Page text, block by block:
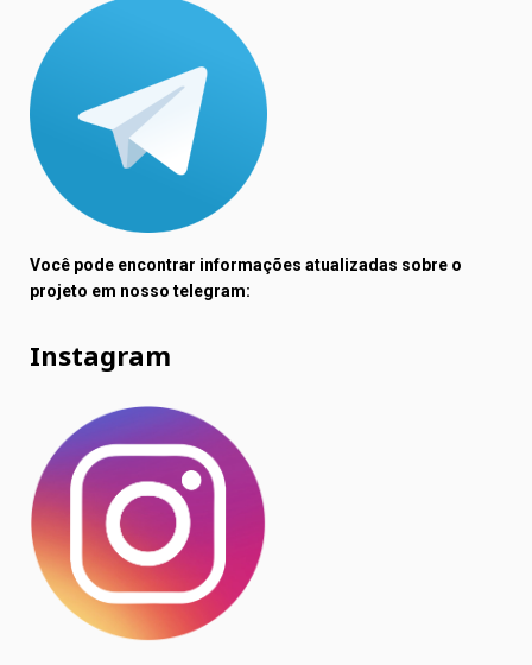
Você pode encontrar informações atualizadas sobre o
projeto em nosso telegram:
Instagram